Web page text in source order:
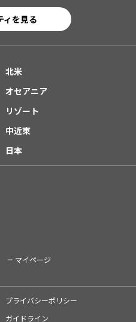
ィを見る
北米
オセアニア
リゾート
中近東
日本
マイページ
プライバシーポリシー
ガイドライン